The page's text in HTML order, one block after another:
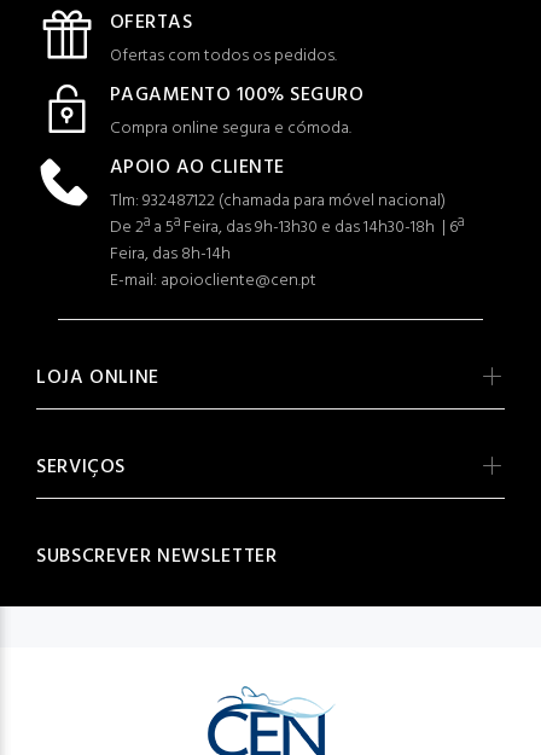
OFERTAS
Ofertas com todos os pedidos.
PAGAMENTO 100% SEGURO
Compra online segura e cómoda.
APOIO AO CLIENTE
Tlm: 932487122 (chamada para móvel nacional)
De 2ª a 5ª Feira, das 9h-13h30 e das 14h30-18h | 6ª
Feira, das 8h-14h
E-mail: apoiocliente@cen.pt
LOJA ONLINE
SERVIÇOS
SUBSCREVER NEWSLETTER